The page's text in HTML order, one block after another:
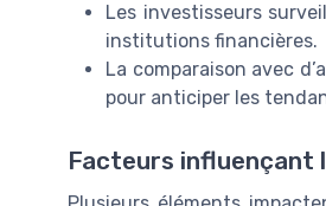
Les investisseurs
institutions financières.
La comparaison avec
pour anticiper les
Facteurs influençant